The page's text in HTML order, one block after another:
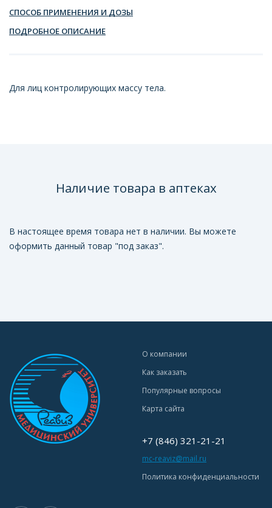
СПОСОБ ПРИМЕНЕНИЯ И ДОЗЫ
ПОДРОБНОЕ ОПИСАНИЕ
Для лиц контролирующих массу тела.
Наличие товара в аптеках
В настоящее время товара нет в наличии. Вы можете
оформить данный товар "под заказ".
О компании
Как заказать
Популярные вопросы
Карта сайта
+7 (846) 321-21-21
mc-reaviz@mail.ru
Политика конфиденциальности